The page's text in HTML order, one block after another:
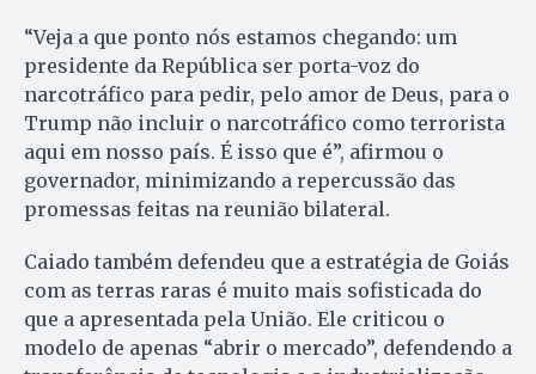
“Veja a que ponto nós estamos chegando: um
presidente da República ser porta-voz do
narcotráfico para pedir, pelo amor de Deus, para o
Trump não incluir o narcotráfico como terrorista
aqui em nosso país. É isso que é”, afirmou o
governador, minimizando a repercussão das
promessas feitas na reunião bilateral.
Caiado também defendeu que a estratégia de Goiás
com as terras raras é muito mais sofisticada do
que a apresentada pela União. Ele criticou o
modelo de apenas “abrir o mercado”, defendendo a